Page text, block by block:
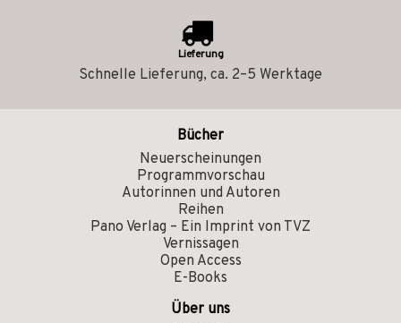
Lieferung
Schnelle Lieferung, ca. 2–5 Werktage
Bücher
Neuerscheinungen
Programmvorschau
Autorinnen und Autoren
Reihen
Pano Verlag – Ein Imprint von TVZ
Vernissagen
Open Access
E-Books
Über uns